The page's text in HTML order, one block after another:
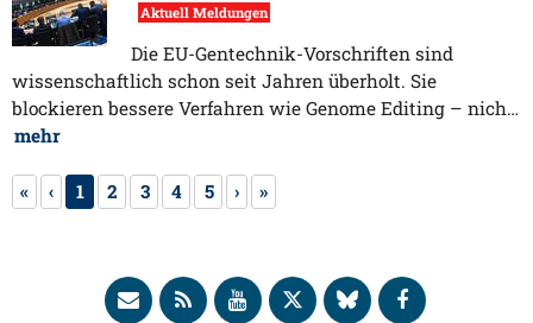
Aktuell Meldungen
Die EU-Gentechnik-Vorschriften sind
wissenschaftlich schon seit Jahren überholt. Sie
blockieren bessere Verfahren wie Genome Editing – nich…
mehr
« ‹ 1 2 3 4 5 › »